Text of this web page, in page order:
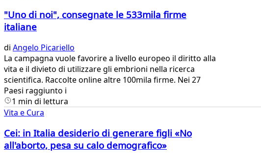
"Uno di noi", consegnate le 533mila firme
italiane
di Angelo Picariello
​La campagna vuole favorire a livello europeo il diritto alla
vita e il divieto di utilizzare gli embrioni nella ricerca
scientifica. Raccolte online altre 100mila firme. Nei 27
Paesi raggiunto i
1 min di lettura
Vita e Cura
Cei: in Italia desiderio di generare figli «No
all'aborto, pesa su calo demografico»